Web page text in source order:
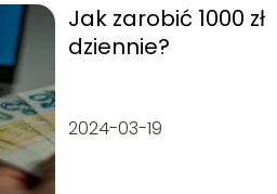
Jak zarobić 1000 zł
dziennie?
2024-03-19